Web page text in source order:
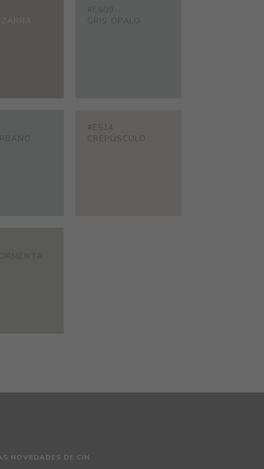
#E509
GRIS ÓPALO
#E514
CREPÚSCULO
NOVEDADES DE CIN